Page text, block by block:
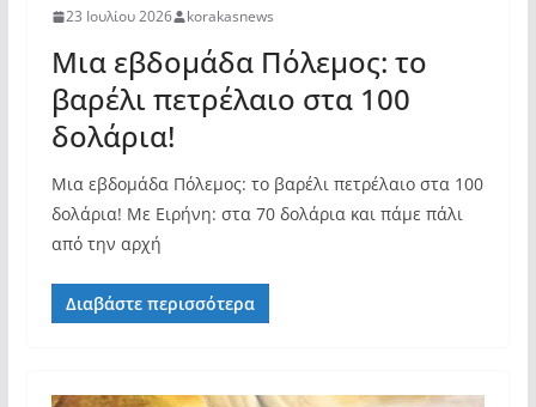
23 Ιουλίου 2026 korakasnews
Μια εβδομάδα Πόλεμος: το
βαρέλι πετρέλαιο στα 100
δολάρια!
Μια εβδομάδα Πόλεμος: το βαρέλι πετρέλαιο στα 100
δολάρια! Με Ειρήνη: στα 70 δολάρια και πάμε πάλι
από την αρχή
Διαβάστε περισσότερα